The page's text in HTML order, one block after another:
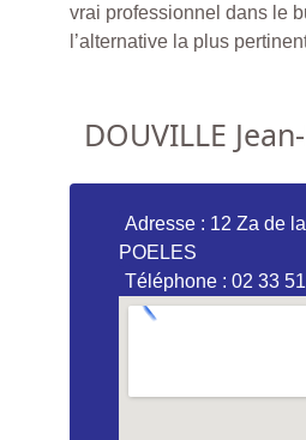
vrai professionnel dans le
l’alternative la plus
DOUVILLE
Adresse : 12 Za de
POELES
Téléphone : 02 33